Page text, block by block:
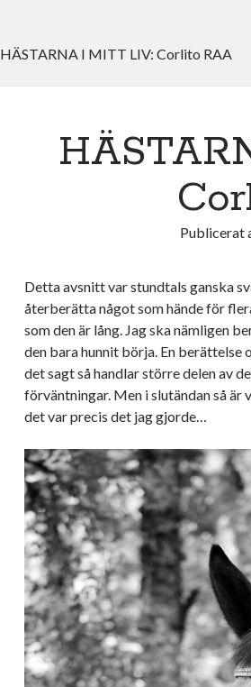
HÄSTARNA I MITT LIV: Corlito RAA
Publicerat
Detta avsnitt var stundtals ganska
återberätta något som hände för
som den är lång. Jag ska nämligen
den bara hunnit börja. En
det sagt så handlar större delen av
förväntningar. Men i slutändan så
det var precis det jag gjorde…